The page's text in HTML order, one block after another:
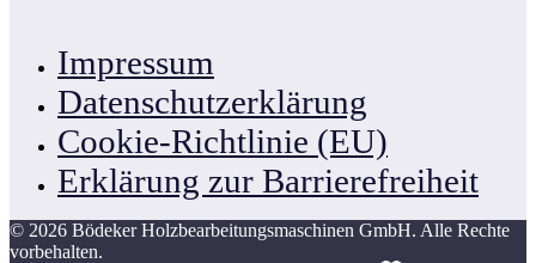
Impressum
Datenschutzerklärung
Cookie-Richtlinie (EU)
Erklärung zur Barrierefreiheit
© 2026 Bödeker Holzbearbeitungsmaschinen GmbH. Alle Rechte
vorbehalten.